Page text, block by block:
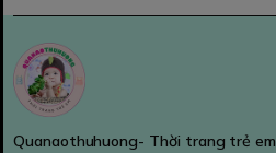
Quanaothuhuong- Thời trang trẻ em